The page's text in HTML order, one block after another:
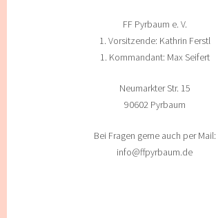
FF Pyrbaum e. V.
1. Vorsitzende: Kathrin Ferstl
1. Kommandant: Max Seifert
Neumarkter Str. 15
90602 Pyrbaum
Bei Fragen gerne auch per Mail:
info@ffpyrbaum.de